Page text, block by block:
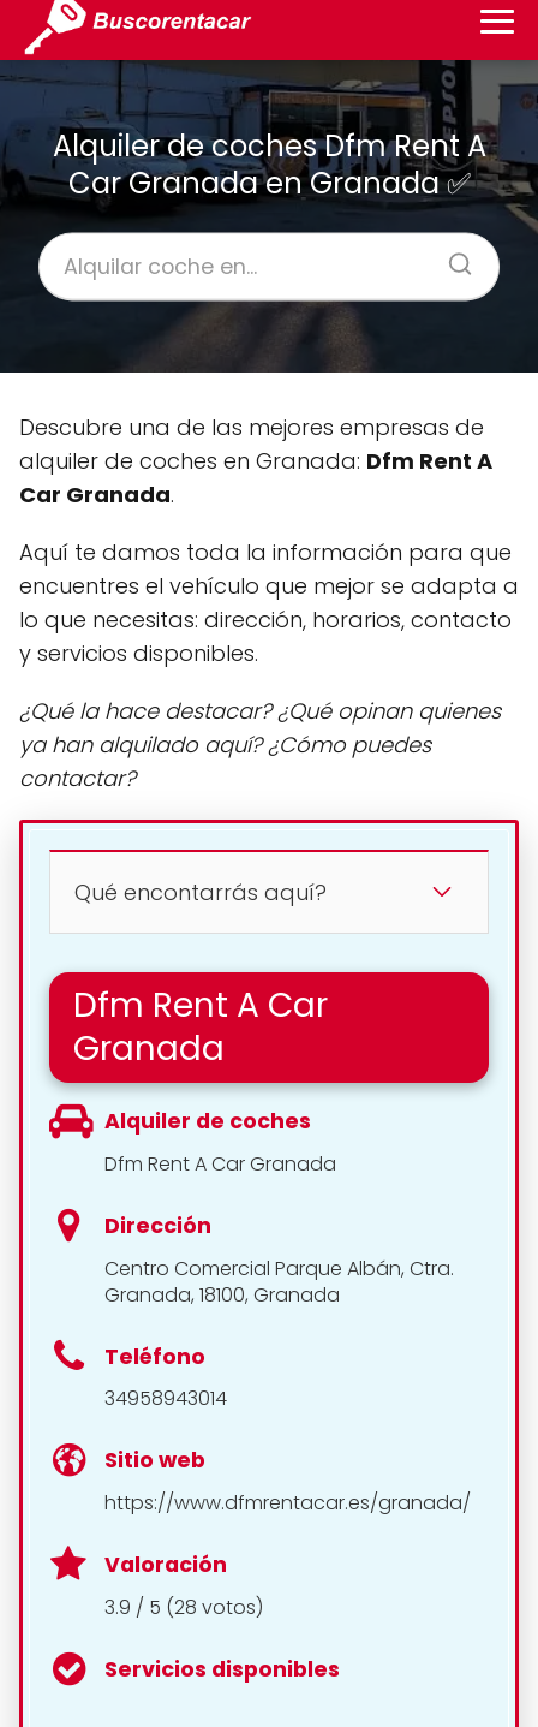
Alquiler de coches Dfm Rent A
Car Granada en Granada ✅
Descubre una de las mejores empresas de
alquiler de coches en Granada: Dfm Rent A
Car Granada.
Aquí te damos toda la información para que
encuentres el vehículo que mejor se adapta a
lo que necesitas: dirección, horarios, contacto
y servicios disponibles.
¿Qué la hace destacar? ¿Qué opinan quienes
ya han alquilado aquí? ¿Cómo puedes
contactar?
Qué encontarrás aquí?
Dfm Rent A Car
Granada
Alquiler de coches
Dfm Rent A Car Granada
Dirección
Centro Comercial Parque Albán, Ctra.
Granada, 18100, Granada
Teléfono
34958943014
Sitio web
https://www.dfmrentacar.es/granada/
Valoración
3.9 / 5 (28 votos)
Servicios disponibles